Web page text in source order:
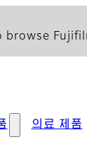
browse
의료 제품